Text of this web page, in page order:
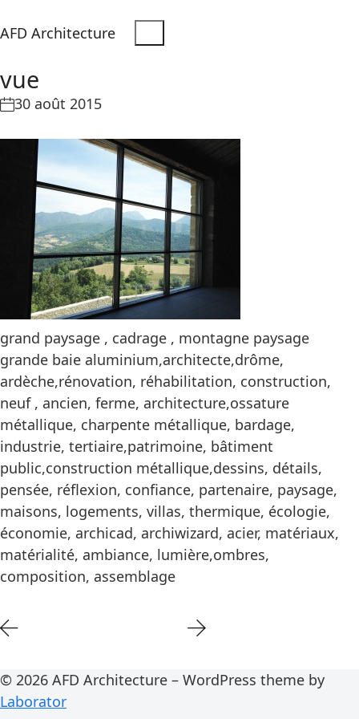
AFD Architecture
vue
30 août 2015
grand paysage , cadrage , montagne paysage
grande baie aluminium,architecte,drôme,
ardèche,rénovation, réhabilitation, construction,
neuf , ancien, ferme, architecture,ossature
métallique, charpente métallique, bardage,
industrie, tertiaire,patrimoine, bâtiment
public,construction métallique,dessins, détails,
pensée, réflexion, confiance, partenaire, paysage,
maisons, logements, villas, thermique, écologie,
économie, archicad, archiwizard, acier, matériaux,
matérialité, ambiance, lumière,ombres,
composition, assemblage
© 2026 AFD Architecture – WordPress theme by
Laborator